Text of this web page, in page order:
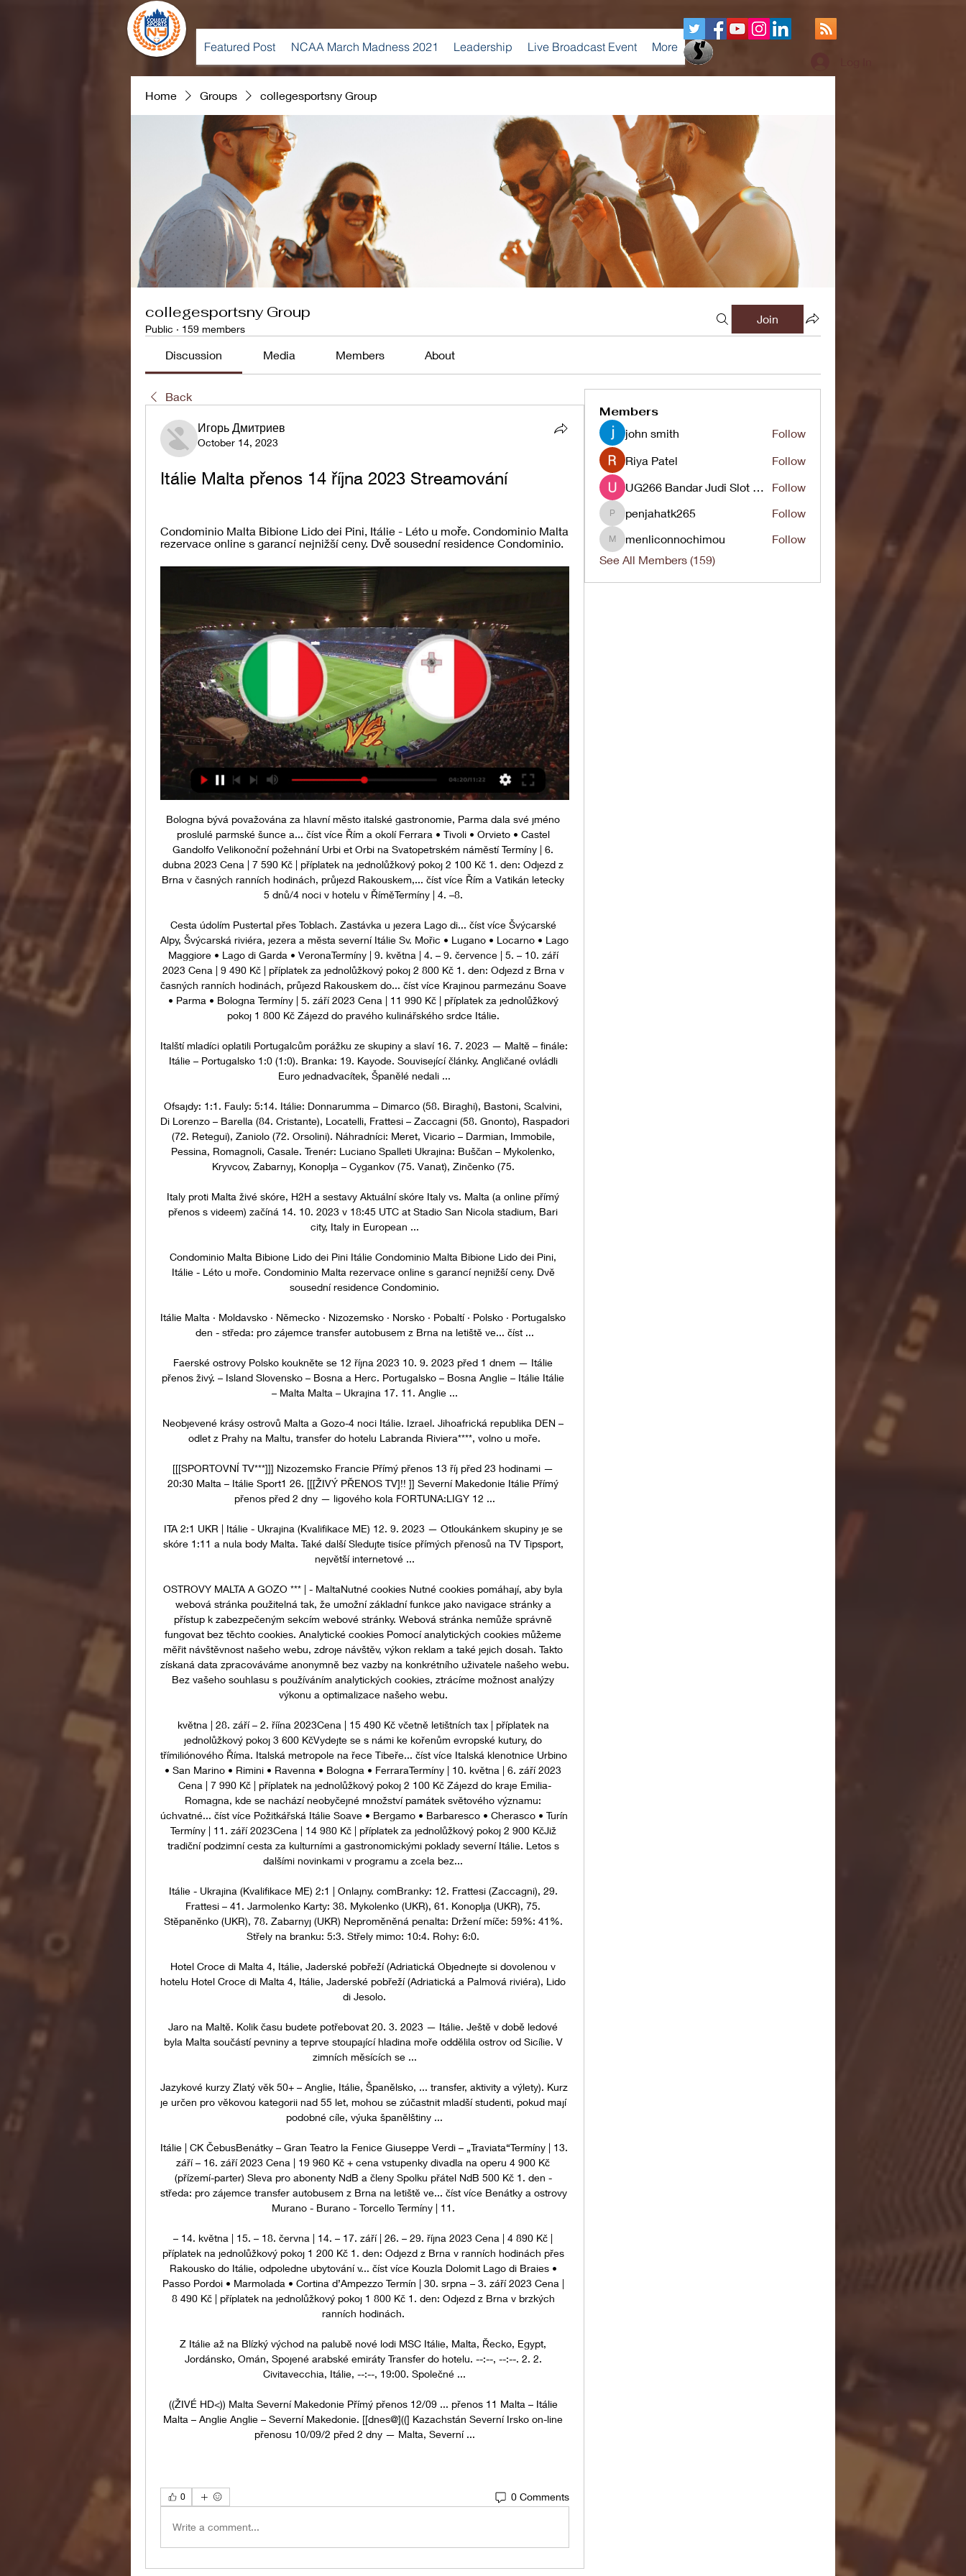
Featured Post NCAA March Madness 2021 Leadership Live Broadcast Event More
Home Groups collegesportsny Group
collegesportsny Group
Public · 159 members
Join
Discussion Media Members About
Back
Игорь Дмитриев
October 14, 2023
Itálie Malta přenos 14 října 2023 Streamování
Condominio Malta Bibione Lido dei Pini, Itálie - Léto u moře. Condominio Malta
rezervace online s garancí nejnižší ceny. Dvě sousední residence Condominio.
Bologna bývá považována za hlavní město italské gastronomie, Parma dala své jméno
proslulé parmské šunce a... číst více Řím a okolí Ferrara • Tivoli • Orvieto • Castel
Gandolfo Velikonoční požehnání Urbi et Orbi na Svatopetrském náměstí Termíny | 6.
dubna 2023 Cena | 7 590 Kč | příplatek na jednolůžkový pokoj 2 100 Kč 1. den: Odjezd z
Brna v časných ranních hodinách, průjezd Rakouskem,... číst více Řím a Vatikán letecky
5 dnů/4 noci v hotelu v ŘíměTermíny | 4. –8.
Cesta údolím Pustertal přes Toblach. Zastávka u jezera Lago di... číst více Švýcarské
Alpy, Švýcarská riviéra, jezera a města severní Itálie Sv. Mořic • Lugano • Locarno • Lago
Maggiore • Lago di Garda • VeronaTermíny | 9. května | 4. – 9. července | 5. – 10. září
2023 Cena | 9 490 Kč | příplatek za jednolůžkový pokoj 2 800 Kč 1. den: Odjezd z Brna v
časných ranních hodinách, průjezd Rakouskem do... číst více Krajinou parmezánu Soave
• Parma • Bologna Termíny | 5. září 2023 Cena | 11 990 Kč | příplatek za jednolůžkový
pokoj 1 800 Kč Zájezd do pravého kulinářského srdce Itálie.
Italští mladíci oplatili Portugalcům porážku ze skupiny a slaví 16. 7. 2023 — Maltě – finále:
Itálie – Portugalsko 1:0 (1:0). Branka: 19. Kayode. Související články. Angličané ovládli
Euro jednadvacítek, Španělé nedali ...
Ofsajdy: 1:1. Fauly: 5:14. Itálie: Donnarumma – Dimarco (58. Biraghi), Bastoni, Scalvini,
Di Lorenzo – Barella (84. Cristante), Locatelli, Frattesi – Zaccagni (58. Gnonto), Raspadori
(72. Retegui), Zaniolo (72. Orsolini). Náhradníci: Meret, Vicario – Darmian, Immobile,
Pessina, Romagnoli, Casale. Trenér: Luciano Spalleti Ukrajina: Buščan – Mykolenko,
Kryvcov, Zabarnyj, Konoplja – Cygankov (75. Vanat), Zinčenko (75.
Italy proti Malta živé skóre, H2H a sestavy Aktuální skóre Italy vs. Malta (a online přímý
přenos s videem) začíná 14. 10. 2023 v 18:45 UTC at Stadio San Nicola stadium, Bari
city, Italy in European ...
Condominio Malta Bibione Lido dei Pini Itálie Condominio Malta Bibione Lido dei Pini,
Itálie - Léto u moře. Condominio Malta rezervace online s garancí nejnižší ceny. Dvě
sousední residence Condominio.
Itálie Malta · Moldavsko · Německo · Nizozemsko · Norsko · Pobaltí · Polsko · Portugalsko
den - středa: pro zájemce transfer autobusem z Brna na letiště ve... číst ...
Faerské ostrovy Polsko koukněte se 12 října 2023 10. 9. 2023 před 1 dnem — Itálie
přenos živý. – Island Slovensko – Bosna a Herc. Portugalsko – Bosna Anglie – Itálie Itálie
– Malta Malta – Ukrajina 17. 11. Anglie ...
Neobjevené krásy ostrovů Malta a Gozo-4 noci Itálie. Izrael. Jihoafrická republika DEN –
odlet z Prahy na Maltu, transfer do hotelu Labranda Riviera****, volno u moře.
[[[SPORTOVNÍ TV***]]] Nizozemsko Francie Přímý přenos 13 říj před 23 hodinami —
20:30 Malta – Itálie Sport1 26. [[[ŽIVÝ PŘENOS TV]!! ]] Severní Makedonie Itálie Přímý
přenos před 2 dny — ligového kola FORTUNA:LIGY 12 ...
ITA 2:1 UKR | Itálie - Ukrajina (Kvalifikace ME) 12. 9. 2023 — Otloukánkem skupiny je se
skóre 1:11 a nula body Malta. Také další Sledujte tisíce přímých přenosů na TV Tipsport,
největší internetové ...
OSTROVY MALTA A GOZO *** | - MaltaNutné cookies Nutné cookies pomáhají, aby byla
webová stránka použitelná tak, že umožní základní funkce jako navigace stránky a
přístup k zabezpečeným sekcím webové stránky. Webová stránka nemůže správně
fungovat bez těchto cookies. Analytické cookies Pomocí analytických cookies můžeme
měřit návštěvnost našeho webu, zdroje návštěv, výkon reklam a také jejich dosah. Takto
získaná data zpracováváme anonymně bez vazby na konkrétního uživatele našeho webu.
Bez vašeho souhlasu s používáním analytických cookies, ztrácíme možnost analýzy
výkonu a optimalizace našeho webu.
května | 28. září – 2. říína 2023Cena | 15 490 Kč včetně letištních tax | příplatek na
jednolůžkový pokoj 3 600 KčVydejte se s námi ke kořenům evropské kutury, do
třímiliónového Říma. Italská metropole na řece Tibeře... číst více Italská klenotnice Urbino
• San Marino • Rimini • Ravenna • Bologna • FerraraTermíny | 10. května | 6. září 2023
Cena | 7 990 Kč | příplatek na jednolůžkový pokoj 2 100 Kč Zájezd do kraje Emilia-
Romagna, kde se nachází neobyčejné množství památek světového významu:
úchvatné... číst více Požitkářská Itálie Soave • Bergamo • Barbaresco • Cherasco • Turín
Termíny | 11. září 2023Cena | 14 980 Kč | příplatek za jednolůžkový pokoj 2 900 KčJiž
tradiční podzimní cesta za kulturními a gastronomickými poklady severní Itálie. Letos s
dalšími novinkami v programu a zcela bez...
Itálie - Ukrajina (Kvalifikace ME) 2:1 | Onlajny. comBranky: 12. Frattesi (Zaccagni), 29.
Frattesi – 41. Jarmolenko Karty: 38. Mykolenko (UKR), 61. Konoplja (UKR), 75.
Stěpaněnko (UKR), 78. Zabarnyj (UKR) Neproměněná penalta: Držení míče: 59%: 41%.
Střely na branku: 5:3. Střely mimo: 10:4. Rohy: 6:0.
Hotel Croce di Malta 4, Itálie, Jaderské pobřeží (Adriatická Objednejte si dovolenou v
hotelu Hotel Croce di Malta 4, Itálie, Jaderské pobřeží (Adriatická a Palmová riviéra), Lido
di Jesolo.
Jaro na Maltě. Kolik času budete potřebovat 20. 3. 2023 — Itálie. Ještě v době ledové
byla Malta součástí pevniny a teprve stoupající hladina moře oddělila ostrov od Sicílie. V
zimních měsících se ...
Jazykové kurzy Zlatý věk 50+ – Anglie, Itálie, Španělsko, ... transfer, aktivity a výlety). Kurz
je určen pro věkovou kategorii nad 55 let, mohou se zúčastnit mladší studenti, pokud mají
podobné cíle, výuka španělštiny ...
Itálie | CK ČebusBenátky – Gran Teatro la Fenice Giuseppe Verdi – „Traviata“Termíny | 13.
září – 16. září 2023 Cena | 19 960 Kč + cena vstupenky divadla na operu 4 900 Kč
(přízemí-parter) Sleva pro abonenty NdB a členy Spolku přátel NdB 500 Kč 1. den -
středa: pro zájemce transfer autobusem z Brna na letiště ve... číst více Benátky a ostrovy
Murano - Burano - Torcello Termíny | 11.
– 14. května | 15. – 18. června | 14. – 17. září | 26. – 29. října 2023 Cena | 4 890 Kč |
příplatek na jednolůžkový pokoj 1 200 Kč 1. den: Odjezd z Brna v ranních hodinách přes
Rakousko do Itálie, odpoledne ubytování v... číst více Kouzla Dolomit Lago di Braies •
Passo Pordoi • Marmolada • Cortina d’Ampezzo Termín | 30. srpna – 3. září 2023 Cena |
8 490 Kč | příplatek na jednolůžkový pokoj 1 800 Kč 1. den: Odjezd z Brna v brzkých
ranních hodinách.
Z Itálie až na Blízký východ na palubě nové lodi MSC Itálie, Malta, Řecko, Egypt,
Jordánsko, Omán, Spojené arabské emiráty Transfer do hotelu. --:--, --:--. 2. 2.
Civitavecchia, Itálie, --:--, 19:00. Společné ...
((ŽIVÉ HD<)) Malta Severní Makedonie Přímý přenos 12/09 ... přenos 11 Malta – Itálie
Malta – Anglie Anglie – Severní Makedonie. [[dnes@]((] Kazachstán Severní Irsko on-line
přenosu 10/09/2 před 2 dny — Malta, Severní ...
0 0 Comments
Write a comment...
Members
john smith
Follow
Riya Patel
Follow
UG266 Bandar Judi Slot Online Live RTP Slot Gacor Tertinggi
Follow
penjahatk265
penjahatk265 Follow
menliconnochimou
menliconnochimou
Follow
See All Members (159)